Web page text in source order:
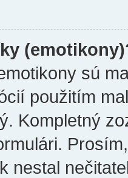
sú
použitím
Kompletný
nestal